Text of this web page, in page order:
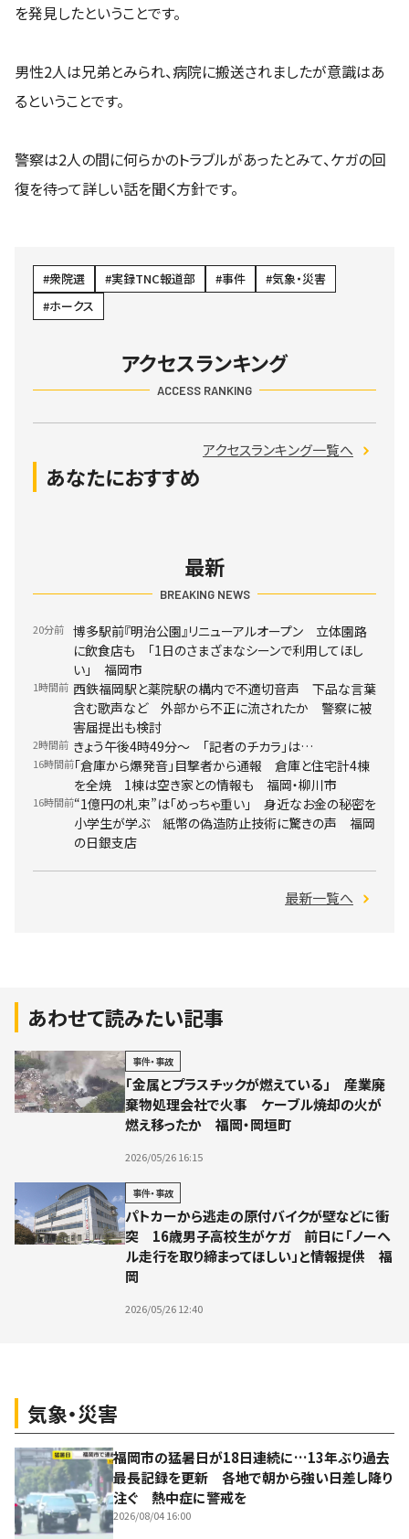
を発見したということです。
男性2人は兄弟とみられ、病院に搬送されましたが意識はあ
るということです。
警察は2人の間に何らかのトラブルがあったとみて、ケガの回
復を待って詳しい話を聞く方針です。
衆院選 実録TNC報道部 事件
気象・災害
ホークス
アクセスランキング
ACCESS RANKING
アクセスランキング一覧へ
あなたにおすすめ
最新
BREAKING NEWS
20分前
博多駅前『明治公園』リニューアルオープン 立体園路
に飲食店も 「1日のさまざまなシーンで利用してほし
い」 福岡市
1時間前 西鉄福岡駅と薬院駅の構内で不適切音声 下品な言葉
含む歌声など 外部から不正に流されたか 警察に被
害届提出も検討
2時間前 きょう午後4時49分～ 「記者のチカラ」は…
16時間前「倉庫から爆発音」目撃者から通報 倉庫と住宅計4棟
を全焼 1棟は空き家との情報も 福岡・柳川市
16時間前“1億円の札束”は「めっちゃ重い」 身近なお金の秘密を
小学生が学ぶ 紙幣の偽造防止技術に驚きの声 福岡
の日銀支店
最新一覧へ
あわせて読みたい記事
事件・事故
「金属とプラスチックが燃えている」 産業廃
棄物処理会社で火事 ケーブル焼却の火が
燃え移ったか 福岡・岡垣町
2026/05/26 16:15
事件・事故
パトカーから逃走の原付バイクが壁などに衝
突 16歳男子高校生がケガ 前日に「ノーヘ
ル走行を取り締まってほしい」と情報提供 福
岡
2026/05/26 12:40
気象・災害
福岡市の猛暑日が18日連続に…13年ぶり過去
最長記録を更新 各地で朝から強い日差し降り
注ぐ 熱中症に警戒を
2026/08/04 16:00